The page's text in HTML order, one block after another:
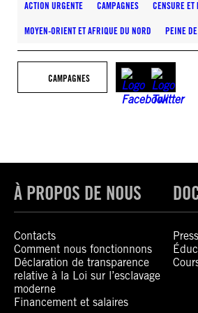
ACTION URGENTE CAMPAGNES CENSURE ET
MOYEN-ORIENT ET AFRIQUE DU NORD PEINE
CAMPAGNES
À PROPOS DE NOUS
Contacts
Comment nous fonctionnons
Déclaration de transparence
relative à la Loi sur l’esclavage
moderne
Financement et salaires